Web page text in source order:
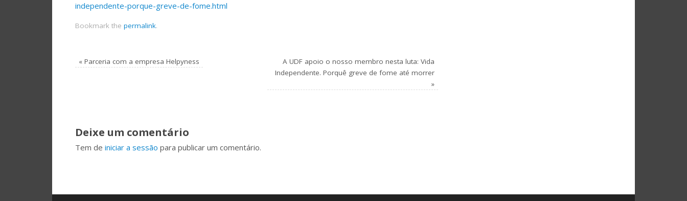
independente-porque-greve-de-fome.html
Bookmark the permalink.
« Parceria com a empresa Helpyness
A UDF apoio o nosso membro nesta luta: Vida
Independente. Porquê greve de fome até morrer
»
Deixe um comentário
Tem de iniciar a sessão para publicar um comentário.